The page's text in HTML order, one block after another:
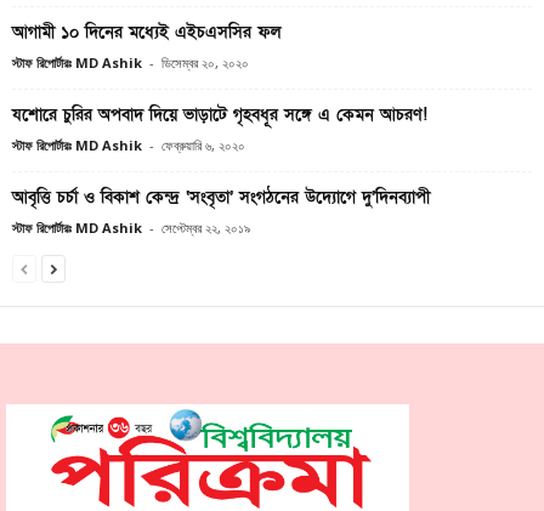
আগামী ১০ দিনের মধ্যেই এইচএসসির ফল
স্টাফ রিপোর্টারঃ MD Ashik - ডিসেম্বর ২০, ২০২০
যশোরে চুরির অপবাদ দিয়ে ভাড়াটে গৃহবধূর সঙ্গে এ কেমন আচরণ!
স্টাফ রিপোর্টারঃ MD Ashik - ফেব্রুয়ারি ৬, ২০২০
আবৃত্তি চর্চা ও বিকাশ কেন্দ্র ‘সংবৃতা’ সংগঠনের উদ্যোগে দু’দিনব্যাপী
স্টাফ রিপোর্টারঃ MD Ashik - সেপ্টেম্বর ২২, ২০১৯